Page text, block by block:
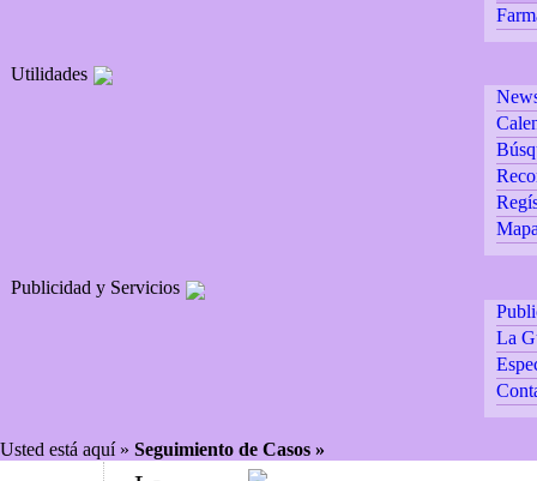
Utilidades
Publicidad y Servicios
La
Usted está aquí » Seguimiento de Casos »